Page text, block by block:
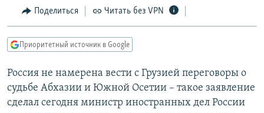
Вернутся
поиску
КУЛЬТУРА
КАВКАЗ.РЕАЛИИ
СЕВЕР.РЕАЛИИ
СИБИРЬ.РЕАЛИИ
Поделиться Читать без VPN
Приоритетный источник в Google
Россия не намерена вести с Грузией переговоры о
судьбе Абхазии и Южной Осетии – такое заявление
сделал сегодня министр иностранных дел России